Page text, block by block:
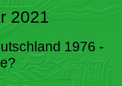
2021
1976 -